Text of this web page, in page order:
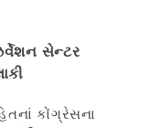
સેન્ટર